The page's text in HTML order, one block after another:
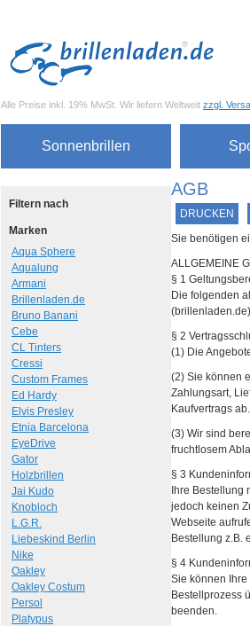
Alle Preise inkl. 19% MwSt. Wir liefern Weltweit zzgl.
Sonnenbrillen
AGB
DRUCKEN
Sie benötigen
ALLGEMEINE
§ 1
Die folgenden
§ 2
(1) Die
(2) Sie können
Zahlungsart,
Kaufvertrags ab.
(3) Wir sind
fruchtlosem
§ 3
Ihre
jedoch keinen
Webseite
Bestellung z.B.
§ 4
Sie können
Bestellprozess
beenden.
Filtern nach
Marken
Aqua Sphere
Aqualung
Armani
Brillenladen.de
Bruno Banani
Cebe
CL Tinters
Cressi
Custom Frames
Ed Hardy
Elvis Presley
Etnia Barcelona
EyeDrive
Gator
Holzbrillen
Jai Kudo
Knobloch
L.G.R.
Liebeskind Berlin
Nike
Oakley
Oakley Costum
Persol
Platypus